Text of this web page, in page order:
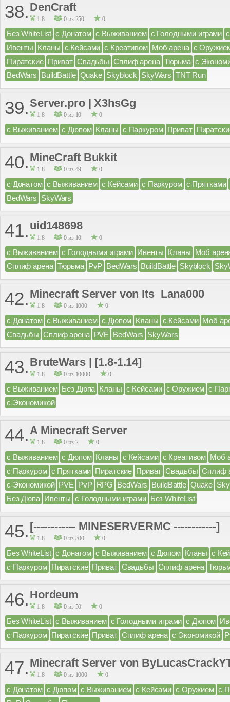
38. DenCraft
1.8 0 из 250 0
Без WhiteList с Донатом с Выживанием с Голодными играми
Ивенты Кланы с Кейсами с Креативом Моб арена с
Пиратские Приват Свадьбы Сплиф арена Тюрьма с
BedWars BuildBattle Quake Skyblock SkyWars TNT Run
39. Server.pro | X3hsGg
1.8 0 из 10 0
с Выживанием с Дюпом Кланы с Паркуром Приват
40. MineCraft Bukkit
1.8 0 из 49 0
с Донатом с Выживанием с Кейсами с Паркуром с Прятками
BedWars SkyWars
41. uid148698
1.8 0 из 10 0
с Выживанием с Голодными играми Ивенты Кланы Моб
Сплиф арена Тюрьма PvP BedWars BuildBattle Skyblock
42. Minecraft Server von Its_Lana000
1.8 0 из 1000 0
с Донатом с Выживанием с Дюпом Кланы с Кейсами Моб
Свадьбы Сплиф арена PVE BedWars SkyWars
43. BruteWars | [1.8-1.14]
1.8 0 из 10000 0
с Выживанием Без Дюпа Кланы с Кейсами с Оружием с
с Экономикой
44.A Minecraft Server
1.8 0 из 2 0
с Выживанием с Дюпом Кланы с Кейсами с Креативом Моб
с Паркуром с Прятками Пиратские Приват Свадьбы Сплиф
с Экономикой PVE PvP RPG BedWars BuildBattle Quake
Без Дюпа Ивенты с Голодными играми Без WhiteList
45. [------------ MINESERVERMC ------------]
1.8 0 из 300 0
Без WhiteList с Донатом с Выживанием с Дюпом Кланы с
с Паркуром Пиратские Приват Свадьбы Сплиф арена
46. Hordeum
1.8 0 из 50 0
Без WhiteList с Выживанием с Голодными играми с Дюпом
с Паркуром Пиратские Приват Сплиф арена с Экономикой
47. Minecraft Server von
1.8 0 из 1000 0
с Донатом с Дюпом с Выживанием с Кейсами с Оружием с